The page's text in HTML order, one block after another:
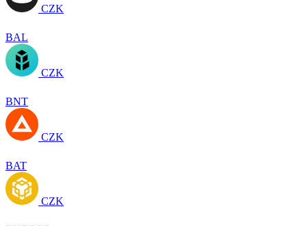
CZK
BAL
CZK
BNT
CZK
BAT
CZK